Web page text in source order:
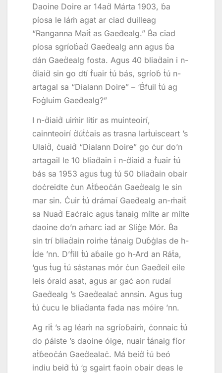
Daoine Doire ar 14aḋ Márta 1903, ḃa
píosa le láṁ agat ar ciad duilleag
“Ranganna Maiṫ as Gaeḋealg.” Ḃa ciad
píosa sgríoḃaḋ Gaeḋealg ann agus ḃa
dán Gaeḋealg fosta. Agus 40 bliaḋain i n-
ḋiaiḋ sin go dtí ḟuair ṫú bás, sgríoḃ ṫú n-
artagal sa “Dialann Doire” – ‘Ḃfuil ṫú ag
Foġluim Gaeḋealg?”
I n-ḋiaiḋ uiṁir litir as muinteoirí,
cainnteoirí ḋúṫċais as trasna Iarṫuisceart ’s
Ulaiḋ, ċuaiḋ “Dialann Doire” go ċur do’n
artagail le 10 bliaḋain i n-ḋiaiḋ a ḟuair ṫú
bás sa 1953 agus ṫug ṫú 50 bliaḋain obair
doċreidte ċun Aṫḃeoċán Gaeḋealg le sin
mar sin. Ċuir ṫú drámaí Gaeḋealg an-ṁaiṫ
sa Nuaḋ Eaċraic agus ṫanaig mílte ar mílte
daoine do’n aṁarc iad ar Sliġe Mór. Ḃa
sin trí bliaḋain roiṁe ṫánaig Duḃġlas de h-
Íde ’nn. D’ḟill ṫú aḃaile go h-Ard an Ráṫa,
‘gus ṫug ṫú sástanas mór ċun Gaeḋeil eile
leis óraid asat, agus ar gaċ aon rudaí
Gaeḋealg ’s Gaeḋealaċ annsin. Agus ṫug
ṫú ċucu le bliaḋanta fada nas móire ’nn.
Ag riṫ ’s ag léaṁ na sgríoḃaiṁ, ċonnaic ṫú
do ṗáiste ’s daoine óige, nuair ṫánaig fíor
aṫḃeoċán Gaeḋealaċ. Má beiḋ ṫú beó
indiu beiḋ ṫú ‘g sgairt faoin obair deas le